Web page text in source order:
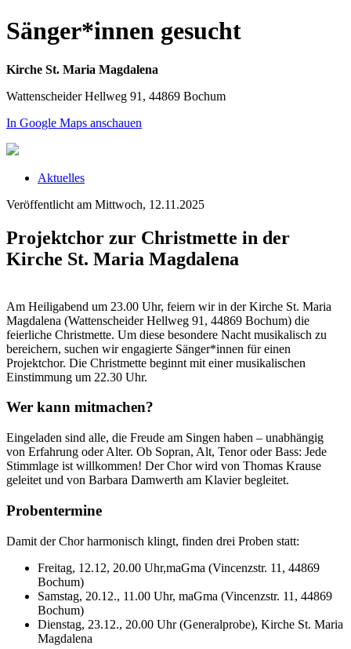
Sänger*innen gesucht
Kirche St. Maria Magdalena
Wattenscheider Hellweg 91, 44869 Bochum
In Google Maps anschauen
Aktuelles
Veröffentlicht am Mittwoch, 12.11.2025
Projektchor zur Christmette in der
Kirche St. Maria Magdalena
Am Heiligabend um 23.00 Uhr, feiern wir in der Kirche St. Maria
Magdalena (Wattenscheider Hellweg 91, 44869 Bochum) die
feierliche Christmette. Um diese besondere Nacht musikalisch zu
bereichern, suchen wir engagierte Sänger*innen für einen
Projektchor. Die Christmette beginnt mit einer musikalischen
Einstimmung um 22.30 Uhr.
Wer kann mitmachen?
Eingeladen sind alle, die Freude am Singen haben – unabhängig
von Erfahrung oder Alter. Ob Sopran, Alt, Tenor oder Bass: Jede
Stimmlage ist willkommen! Der Chor wird von Thomas Krause
geleitet und von Barbara Damwerth am Klavier begleitet.
Probentermine
Damit der Chor harmonisch klingt, finden drei Proben statt:
Freitag, 12.12, 20.00 Uhr,maGma (Vincenzstr. 11, 44869
Bochum)
Samstag, 20.12., 11.00 Uhr, maGma (Vincenzstr. 11, 44869
Bochum)
Dienstag, 23.12., 20.00 Uhr (Generalprobe), Kirche St. Maria
Magdalena